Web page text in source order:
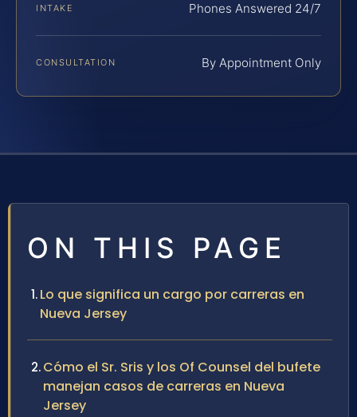
INTAKE Phones Answered 24/7
CONSULTATION By Appointment Only
ON THIS PAGE
Lo que significa un cargo por carreras en
Nueva Jersey
Cómo el Sr. Sris y los Of Counsel del bufete
manejan casos de carreras en Nueva
Jersey